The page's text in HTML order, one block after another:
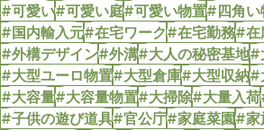
#可愛い#可愛い庭#可愛い物置#四角い
#国内輸入元#在宅ワーク#在宅勤務#在
#外構デザイン#外溝#大人の秘密基地#
#大型ユーロ物置#大型倉庫#大型収納#
#大容量#大容量物置#大掃除#大量入荷
#子供の遊び道具#官公庁#家庭菜園#家